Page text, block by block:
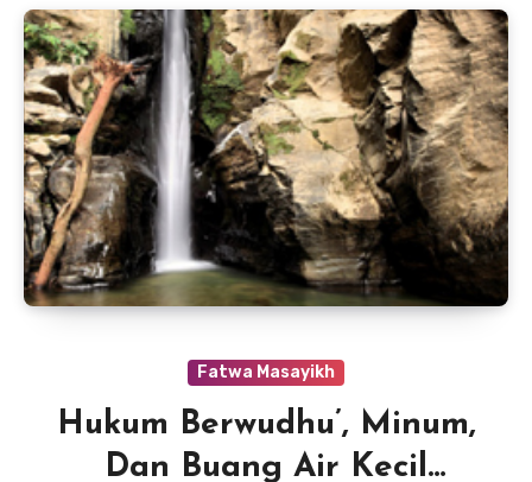
Fatwa Masayikh
Hukum Berwudhu’, Minum,
Dan Buang Air Kecil